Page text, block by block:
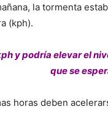
la tormenta
(kph).
y podría elevar el
que se
horas deben